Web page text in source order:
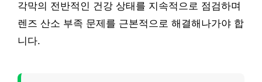
각막의 전반적인 건강 상태를 지속적으로 점검하며
렌즈 산소 부족 문제를 근본적으로 해결해나가야 합
니다.